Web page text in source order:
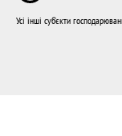
Усі інші суб’єкти